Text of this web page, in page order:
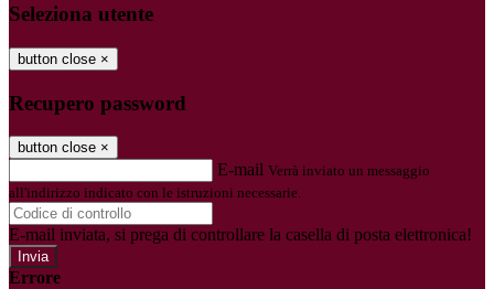
Seleziona utente
button close ×
Recupero password
button close ×
E-mail Verrà inviato un messaggio
all'indirizzo indicato con le istruzioni necessarie.
E-mail inviata, si prega di controllare la casella di posta elettronica!
Errore